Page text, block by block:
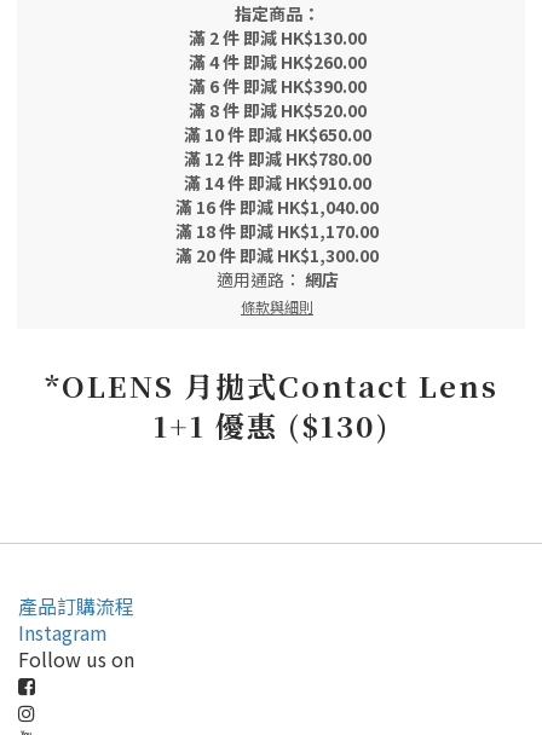
指定商品：
滿 2 件 即減 HK$130.00
滿 4 件 即減 HK$260.00
滿 6 件 即減 HK$390.00
滿 8 件 即減 HK$520.00
滿 10 件 即減 HK$650.00
滿 12 件 即減 HK$780.00
滿 14 件 即減 HK$910.00
滿 16 件 即減 HK$1,040.00
滿 18 件 即減 HK$1,170.00
滿 20 件 即減 HK$1,300.00
適用通路： 網店
條款與細則
*OLENS 月拋式Contact Lens
1+1 優惠 ($130)
產品訂購流程
Instagram
Follow us on